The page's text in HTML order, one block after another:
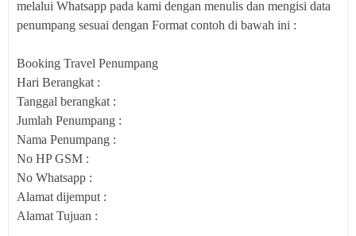
melalui Whatsapp pada kami dengan menulis dan mengisi data
penumpang sesuai dengan Format contoh di bawah ini :
Booking Travel Penumpang
Hari Berangkat :
Tanggal berangkat :
Jumlah Penumpang :
Nama Penumpang :
No HP GSM :
No Whatsapp :
Alamat dijemput :
Alamat Tujuan :